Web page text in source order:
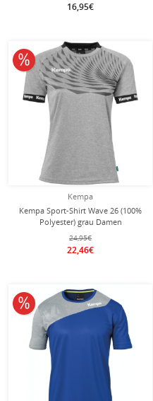
16,95€
Kempa
Kempa Sport-Shirt Wave 26 (100%
Polyester) grau Damen
24,95€
22,46€
10% reduziert
10% reduziert